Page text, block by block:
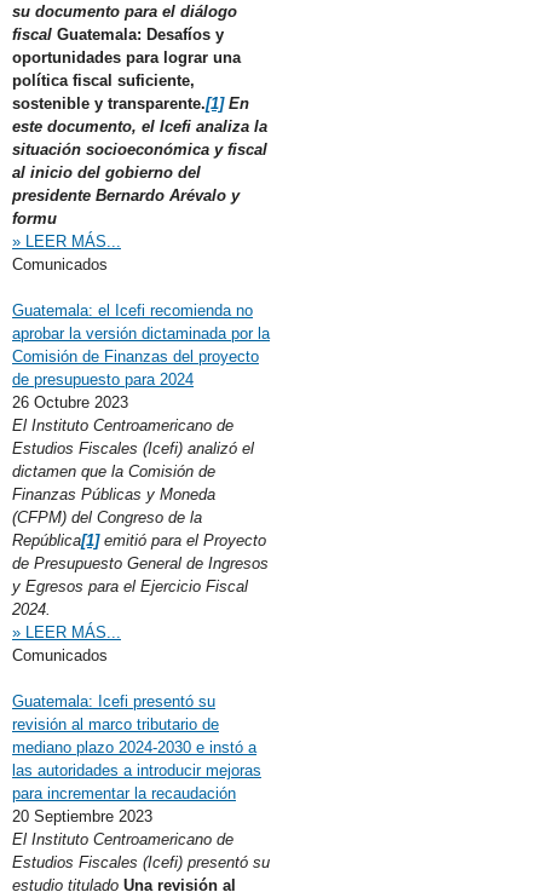
su documento para el diálogo
fiscal Guatemala: Desafíos y
oportunidades para lograr una
política fiscal suficiente,
sostenible y transparente.[1]En
este documento, el Icefi analiza la
situación socioeconómica y fiscal
al inicio del gobierno del
presidente Bernardo Arévalo y
formu
» LEER MÁS...
Comunicados
Guatemala: el Icefi recomienda no
aprobar la versión dictaminada por la
Comisión de Finanzas del proyecto
de presupuesto para 2024
26 Octubre 2023
El Instituto Centroamericano de
Estudios Fiscales (Icefi) analizó el
dictamen que la Comisión de
Finanzas Públicas y Moneda
(CFPM) del Congreso de la
República[1]emitió para el Proyecto
de Presupuesto General de Ingresos
y Egresos para el Ejercicio Fiscal
2024.
» LEER MÁS...
Comunicados
Guatemala: Icefi presentó su
revisión al marco tributario de
mediano plazo 2024-2030 e instó a
las autoridades a introducir mejoras
para incrementar la recaudación
20 Septiembre 2023
El Instituto Centroamericano de
Estudios Fiscales (Icefi) presentó su
estudio titulado Una revisión al